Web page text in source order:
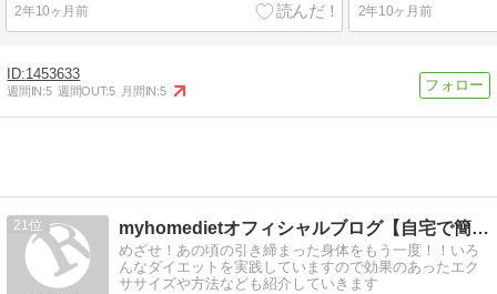
2年10ヶ月前 2年10ヶ月前
1453633
週間IN:5 週間OUT:5 月間IN:5
21 myhomedietオフィシャルブログ【自宅で簡単ダイエッ…
めざせ！あの頃の引き締まった身体をもう一度！！いろ
んなダイエットを実践していますので効果のあったエク
ササイズや方法なども紹介していきます